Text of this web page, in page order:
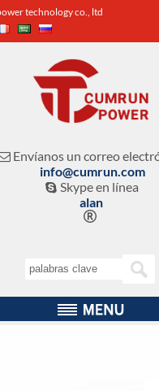
technology co., ltd
Envíanos un correo
info@cumrun.com
 Skype en línea
alan
